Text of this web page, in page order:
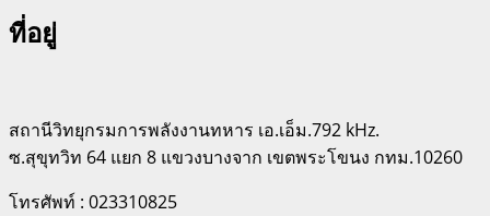
ที่อยู่
สถานีวิทยุกรมการพลังงานทหาร เอ.เอ็ม.792 kHz.
ซ.สุขุทวิท 64 แยก 8 แขวงบางจาก เขตพระโขนง กทม.10260
โทรศัพท์ : 023310825